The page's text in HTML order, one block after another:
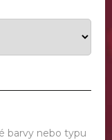
barvy nebo typu